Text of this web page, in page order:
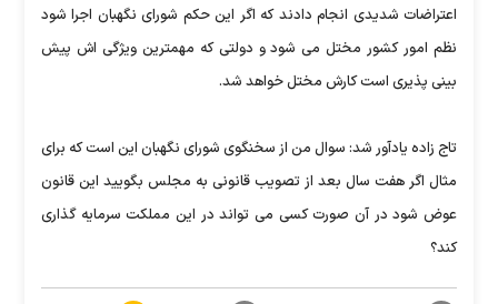
اعتراضات شدیدی انجام دادند که اگر این حکم شورای نگهبان اجرا شود
نظم امور کشور مختل می شود و دولتی که مهمترین ویژگی اش پیش
بینی پذیری است کارش مختل خواهد شد.
تاج زاده یادآور شد: سوال من از سخنگوی شورای نگهبان این است که برای
مثال اگر هفت سال بعد از تصویب قانونی به مجلس بگویید این قانون
عوض شود در آن صورت کسی می تواند در این مملکت سرمایه گذاری
کند؟